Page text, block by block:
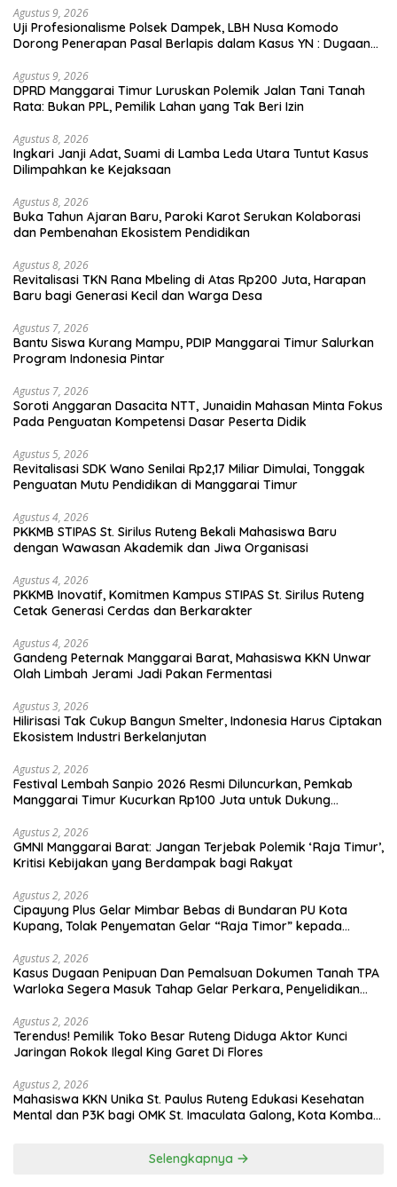
Agustus 9, 2026
Uji Profesionalisme Polsek Dampek, LBH Nusa Komodo
Dorong Penerapan Pasal Berlapis dalam Kasus YN : Dugaan
Agustus 9, 2026
DPRD Manggarai Timur Luruskan Polemik Jalan Tani Tanah
Rata: Bukan PPL, Pemilik Lahan yang Tak Beri Izin
Agustus 8, 2026
Ingkari Janji Adat, Suami di Lamba Leda Utara Tuntut Kasus
Dilimpahkan ke Kejaksaan
Agustus 8, 2026
Buka Tahun Ajaran Baru, Paroki Karot Serukan Kolaborasi
dan Pembenahan Ekosistem Pendidikan
Agustus 8, 2026
Revitalisasi TKN Rana Mbeling di Atas Rp200 Juta, Harapan
Baru bagi Generasi Kecil dan Warga Desa
Agustus 7, 2026
Bantu Siswa Kurang Mampu, PDIP Manggarai Timur Salurkan
Program Indonesia Pintar
Agustus 7, 2026
Soroti Anggaran Dasacita NTT, Junaidin Mahasan Minta Fokus
Pada Penguatan Kompetensi Dasar Peserta Didik
Agustus 5, 2026
Revitalisasi SDK Wano Senilai Rp2,17 Miliar Dimulai, Tonggak
Penguatan Mutu Pendidikan di Manggarai Timur
Agustus 4, 2026
PKKMB STIPAS St. Sirilus Ruteng Bekali Mahasiswa Baru
dengan Wawasan Akademik dan Jiwa Organisasi
Agustus 4, 2026
PKKMB Inovatif, Komitmen Kampus STIPAS St. Sirilus Ruteng
Cetak Generasi Cerdas dan Berkarakter
Agustus 4, 2026
Gandeng Peternak Manggarai Barat, Mahasiswa KKN Unwar
Olah Limbah Jerami Jadi Pakan Fermentasi
Agustus 3, 2026
Hilirisasi Tak Cukup Bangun Smelter, Indonesia Harus Ciptakan
Ekosistem Industri Berkelanjutan
Agustus 2, 2026
Festival Lembah Sanpio 2026 Resmi Diluncurkan, Pemkab
Manggarai Timur Kucurkan Rp100 Juta untuk Dukung
Agustus 2, 2026
GMNI Manggarai Barat: Jangan Terjebak Polemik ‘Raja Timur’,
Kritisi Kebijakan yang Berdampak bagi Rakyat
Agustus 2, 2026
Cipayung Plus Gelar Mimbar Bebas di Bundaran PU Kota
Kupang, Tolak Penyematan Gelar “Raja Timor” kepada
Agustus 2, 2026
Kasus Dugaan Penipuan Dan Pemalsuan Dokumen Tanah TPA
Warloka Segera Masuk Tahap Gelar Perkara, Penyelidikan
Agustus 2, 2026
Terendus! Pemilik Toko Besar Ruteng Diduga Aktor Kunci
Jaringan Rokok Ilegal King Garet Di Flores
Agustus 2, 2026
Mahasiswa KKN Unika St. Paulus Ruteng Edukasi Kesehatan
Mental dan P3K bagi OMK St. Imaculata Galong, Kota Komba
Selengkapnya